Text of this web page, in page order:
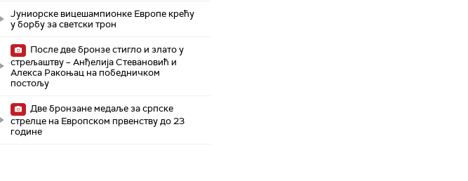
Јуниорске вицешампионке Европе крећу
у борбу за светски трон
После две бронзе стигло и злато у
стрељаштву – Анђелија Стевановић и
Алекса Ракоњац на победничком
постољу
Две бронзане медаље за српске
стрелце на Европском првенству до 23
године